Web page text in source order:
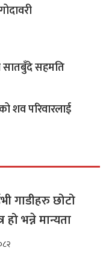
सातबुँदे सहमति
शव परिवारलाई
गाडीहरु छोटो
हो भन्ने मान्यता